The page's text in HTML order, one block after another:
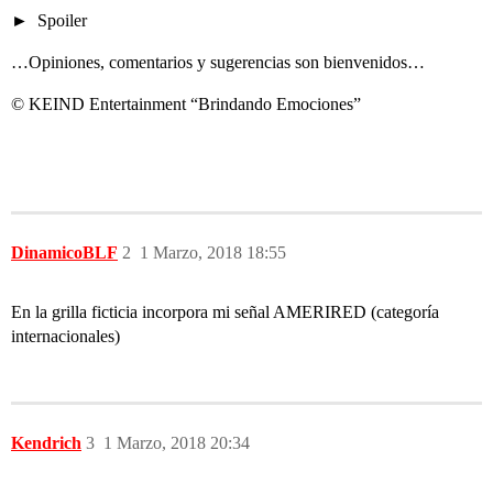
Spoiler
…Opiniones, comentarios y sugerencias son bienvenidos…
© KEIND Entertainment “Brindando Emociones”
DinamicoBLF 1 Marzo, 2018 18:55
2
En la grilla ficticia incorpora mi señal AMERIRED (categoría
internacionales)
Kendrich 1 Marzo, 2018 20:34
3